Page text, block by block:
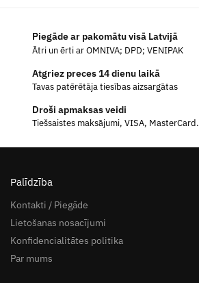
Piegāde ar pakomātu visā Latvijā
Ātri un ērti ar OMNIVA; DPD; VENIPAK
Atgriez preces 14 dienu laikā
Tavas patērētāja tiesības aizsargātas
Droši apmaksas veidi
Tiešsaistes maksājumi, VISA, MasterCard.
Palīdzība
Kontakti / Piegāde
Lietošanas nosacījumi
Konfidencialitātes politika
Par mums